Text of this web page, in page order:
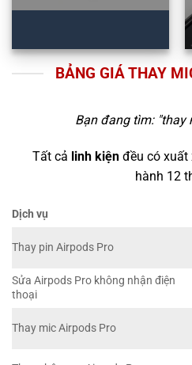
BẢNG GIÁ THAY
Bạn đang tìm: "thay
Tất cả linh kiện đều có xuất
hành 12
Dịch vụ
Thay pin Airpods Pro
Sửa Airpods Pro không nhận điện
thoại
Thay mic Airpods Pro